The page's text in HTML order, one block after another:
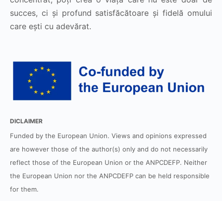
succes, ci și profund satisfăcătoare și fidelă omului
care ești cu adevărat.
DICLAIMER
Funded by the European Union. Views and opinions expressed
are however those of the author(s) only and do not necessarily
reflect those of the European Union or the ANPCDEFP. Neither
the European Union nor the ANPCDEFP can be held responsible
for them.